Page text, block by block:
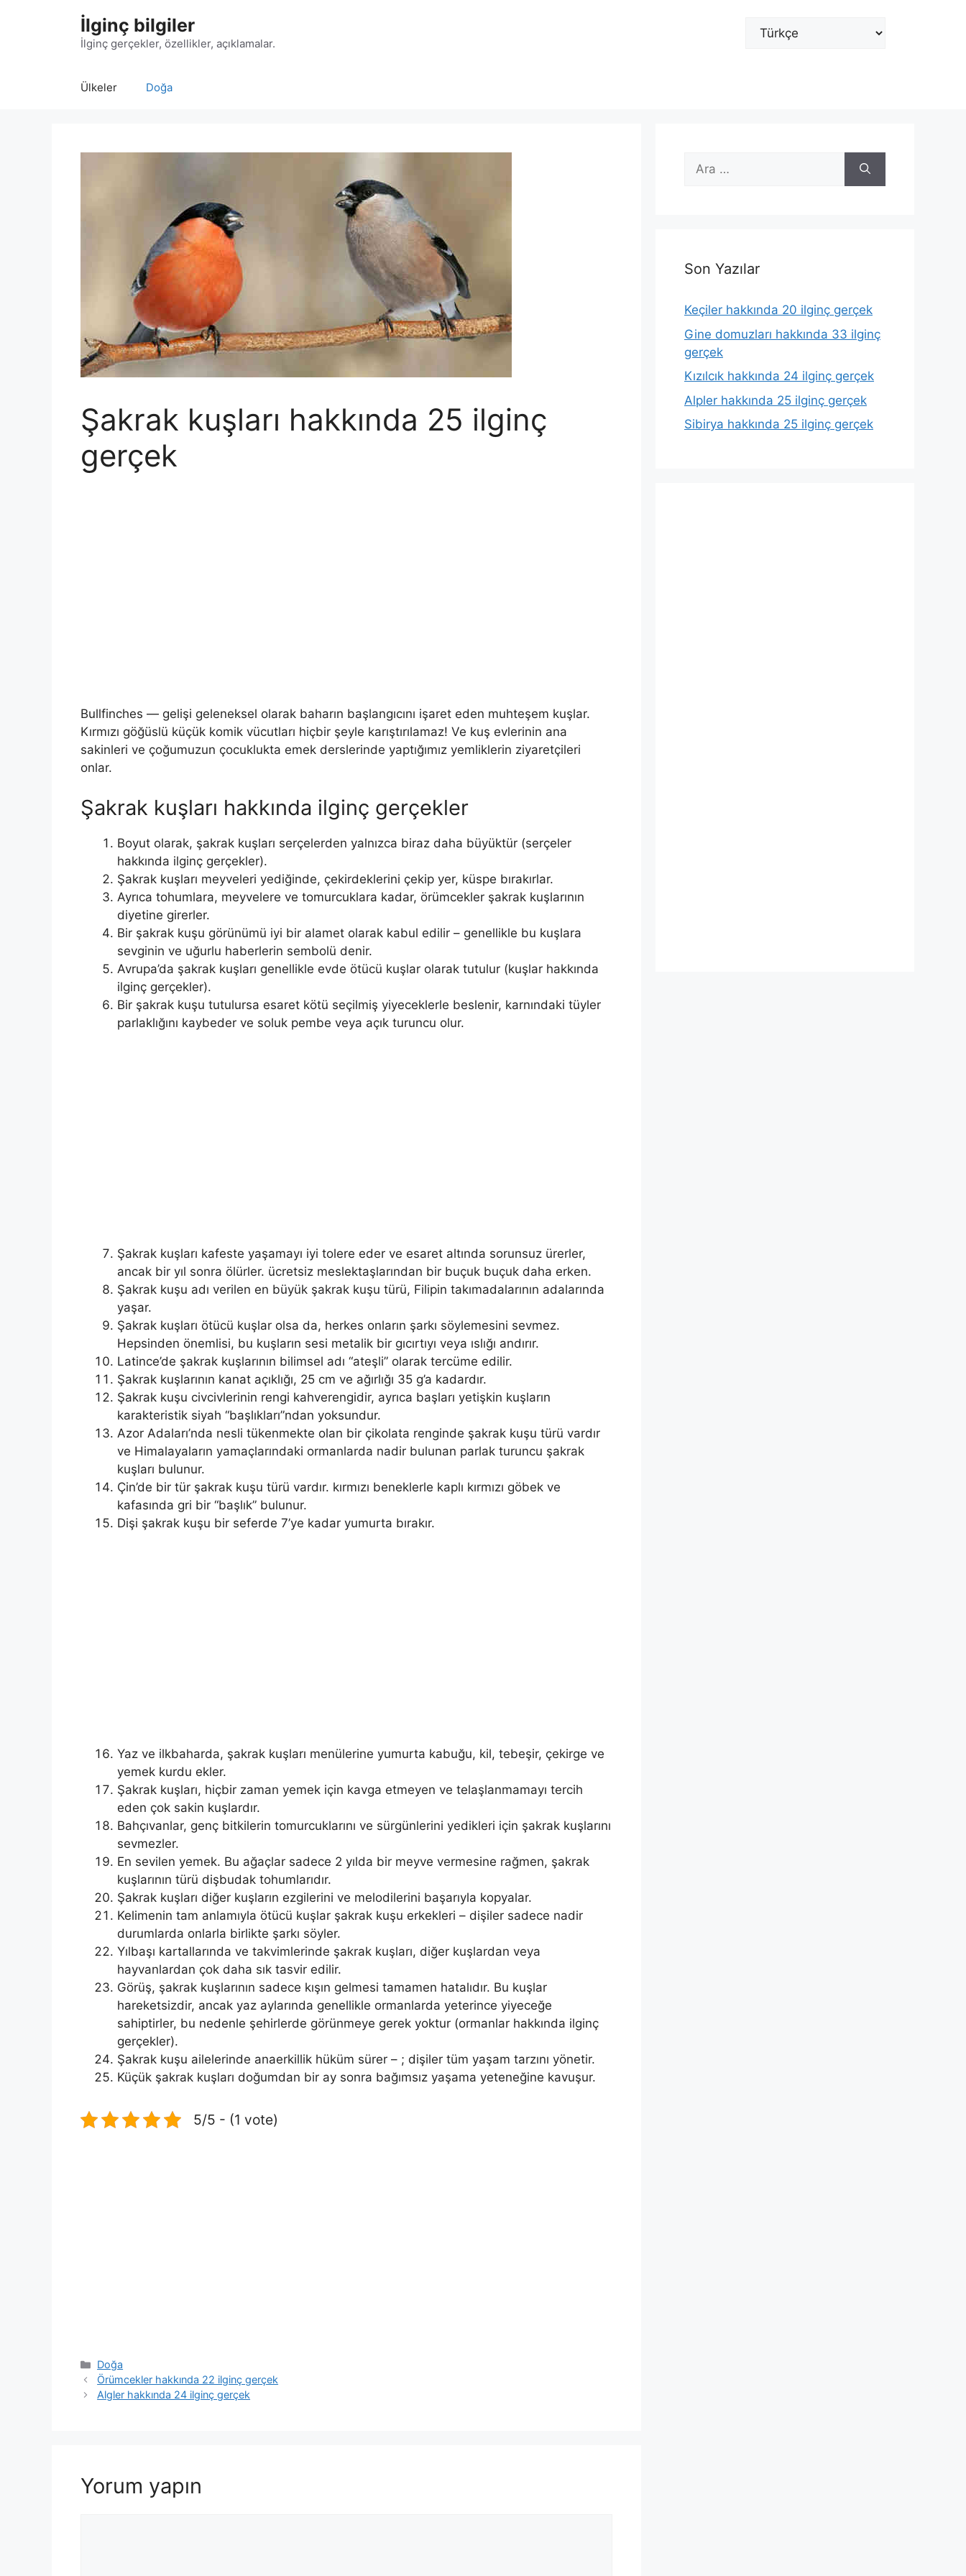
İlginç bilgiler
İlginç gerçekler, özellikler, açıklamalar.
Ülkeler Doğa
Şakrak kuşları hakkında 25 ilginç
gerçek
Bullfinches — gelişi geleneksel olarak baharın başlangıcını işaret eden muhteşem kuşlar.
Kırmızı göğüslü küçük komik vücutları hiçbir şeyle karıştırılamaz! Ve kuş evlerinin ana
sakinleri ve çoğumuzun çocuklukta emek derslerinde yaptığımız yemliklerin ziyaretçileri
onlar.
Şakrak kuşları hakkında ilginç gerçekler
Boyut olarak, şakrak kuşları serçelerden yalnızca biraz daha büyüktür (serçeler
hakkında ilginç gerçekler).
Şakrak kuşları meyveleri yediğinde, çekirdeklerini çekip yer, küspe bırakırlar.
Ayrıca tohumlara, meyvelere ve tomurcuklara kadar, örümcekler şakrak kuşlarının
diyetine girerler.
Bir şakrak kuşu görünümü iyi bir alamet olarak kabul edilir – genellikle bu kuşlara
sevginin ve uğurlu haberlerin sembolü denir.
Avrupa’da şakrak kuşları genellikle evde ötücü kuşlar olarak tutulur (kuşlar hakkında
ilginç gerçekler).
Bir şakrak kuşu tutulursa esaret kötü seçilmiş yiyeceklerle beslenir, karnındaki tüyler
parlaklığını kaybeder ve soluk pembe veya açık turuncu olur.
Şakrak kuşları kafeste yaşamayı iyi tolere eder ve esaret altında sorunsuz ürerler,
ancak bir yıl sonra ölürler. ücretsiz meslektaşlarından bir buçuk buçuk daha erken.
Şakrak kuşu adı verilen en büyük şakrak kuşu türü, Filipin takımadalarının adalarında
yaşar.
Şakrak kuşları ötücü kuşlar olsa da, herkes onların şarkı söylemesini sevmez.
Hepsinden önemlisi, bu kuşların sesi metalik bir gıcırtıyı veya ıslığı andırır.
Latince’de şakrak kuşlarının bilimsel adı “ateşli” olarak tercüme edilir.
Şakrak kuşlarının kanat açıklığı, 25 cm ve ağırlığı 35 g’a kadardır.
Şakrak kuşu civcivlerinin rengi kahverengidir, ayrıca başları yetişkin kuşların
karakteristik siyah “başlıkları”ndan yoksundur.
Azor Adaları’nda nesli tükenmekte olan bir çikolata renginde şakrak kuşu türü vardır
ve Himalayaların yamaçlarındaki ormanlarda nadir bulunan parlak turuncu şakrak
kuşları bulunur.
Çin’de bir tür şakrak kuşu türü vardır. kırmızı beneklerle kaplı kırmızı göbek ve
kafasında gri bir “başlık” bulunur.
Dişi şakrak kuşu bir seferde 7’ye kadar yumurta bırakır.
Yaz ve ilkbaharda, şakrak kuşları menülerine yumurta kabuğu, kil, tebeşir, çekirge ve
yemek kurdu ekler.
Şakrak kuşları, hiçbir zaman yemek için kavga etmeyen ve telaşlanmamayı tercih
eden çok sakin kuşlardır.
Bahçıvanlar, genç bitkilerin tomurcuklarını ve sürgünlerini yedikleri için şakrak kuşlarını
sevmezler.
En sevilen yemek. Bu ağaçlar sadece 2 yılda bir meyve vermesine rağmen, şakrak
kuşlarının türü dişbudak tohumlarıdır.
Şakrak kuşları diğer kuşların ezgilerini ve melodilerini başarıyla kopyalar.
Kelimenin tam anlamıyla ötücü kuşlar şakrak kuşu erkekleri – dişiler sadece nadir
durumlarda onlarla birlikte şarkı söyler.
Yılbaşı kartallarında ve takvimlerinde şakrak kuşları, diğer kuşlardan veya
hayvanlardan çok daha sık tasvir edilir.
Görüş, şakrak kuşlarının sadece kışın gelmesi tamamen hatalıdır. Bu kuşlar
hareketsizdir, ancak yaz aylarında genellikle ormanlarda yeterince yiyeceğe
sahiptirler, bu nedenle şehirlerde görünmeye gerek yoktur (ormanlar hakkında ilginç
gerçekler).
Şakrak kuşu ailelerinde anaerkillik hüküm sürer – ; dişiler tüm yaşam tarzını yönetir.
Küçük şakrak kuşları doğumdan bir ay sonra bağımsız yaşama yeteneğine kavuşur.
5/5 - (1 vote)
Kategoriler
Doğa
Örümcekler hakkında 22 ilginç gerçek
Algler hakkında 24 ilginç gerçek
Yorum yapın
için
Son Yazılar
Keçiler hakkında 20 ilginç gerçek
Gine domuzları hakkında 33 ilginç
gerçek
Kızılcık hakkında 24 ilginç gerçek
Alpler hakkında 25 ilginç gerçek
Sibirya hakkında 25 ilginç gerçek